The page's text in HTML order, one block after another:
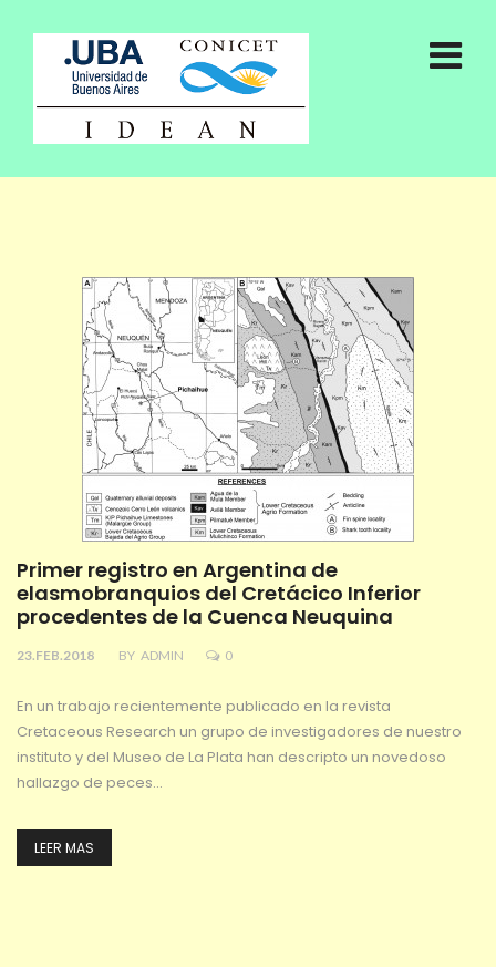
Primer registro en Argentina de
elasmobranquios del Cretácico Inferior
procedentes de la Cuenca Neuquina
23.FEB.2018 BY ADMIN 0
En un trabajo recientemente publicado en la revista
Cretaceous Research un grupo de investigadores de nuestro
instituto y del Museo de La Plata han descripto un novedoso
hallazgo de peces…
LEER MAS